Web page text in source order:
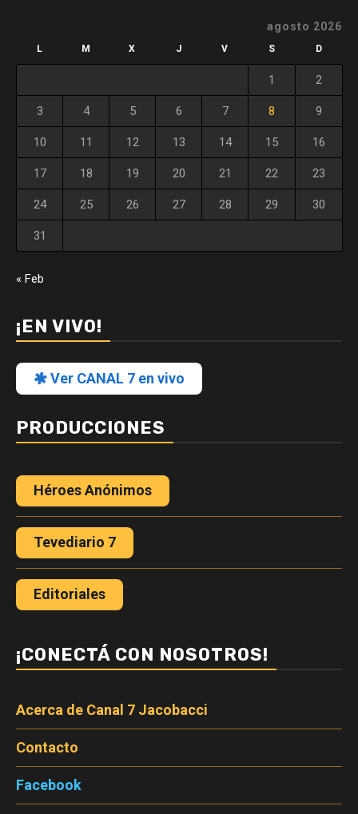
agosto 2026
L M X J V S D
1 2
3 4 5 6 7 8 9
10 11 12 13 14 15 16
17 18 19 20 21 22 23
24 25 26 27 28 29 30
31
« Feb
¡EN VIVO!
Ver CANAL 7 en vivo
PRODUCCIONES
Héroes Anónimos
Tevediario 7
Editoriales
¡CONECTÁ CON NOSOTROS!
Acerca de Canal 7 Jacobacci
Contacto
Facebook